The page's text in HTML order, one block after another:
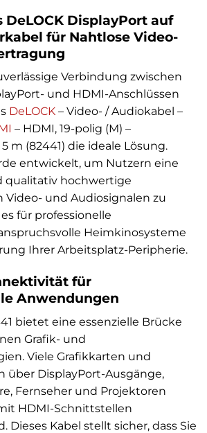
DisplayPort auf
für Nahtlose Video-
Verbindung zwischen
und HDMI-Anschlüssen
DeLOCK – Video- / Audiokabel –
– HDMI, 19-polig (M) –
m (82441) die ideale Lösung.
entwickelt, um Nutzern eine
qualitativ hochwertige
Video- und Audiosignalen zu
für professionelle
Heimkinosysteme
Ihrer Arbeitsplatz-Peripherie.
für
Anwendungen
bietet eine essenzielle Brücke
Grafik- und
Viele Grafikkarten und
über DisplayPort-Ausgänge,
Fernseher und Projektoren
HDMI-Schnittstellen
Dieses Kabel stellt sicher, dass Sie